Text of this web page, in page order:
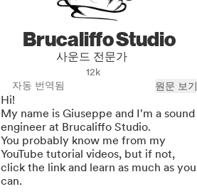
Brucaliffo Studio
사운드 전문가
12k
자동 번역됨
원문 보기
Hi!
My name is Giuseppe and I'm a sound
engineer at Brucaliffo Studio.
You probably know me from my
YouTube tutorial videos, but if not,
click the link and learn as much as you
can.